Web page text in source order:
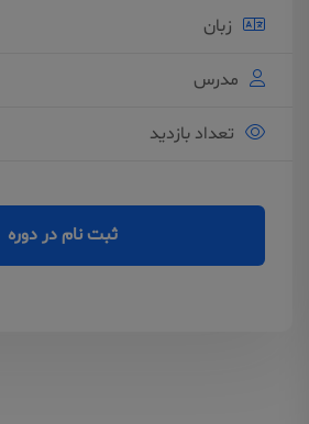
زبان
مدرس
تعداد بازدید
ثبت نام در دوره